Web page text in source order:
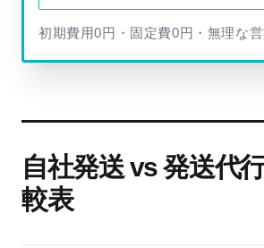
初期費用0円・固定費0円・無理な営
自社発送 vs 発送代
較表